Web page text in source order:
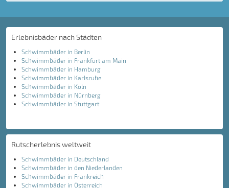
Erlebnisbäder nach Städten
Schwimmbäder in Berlin
Schwimmbäder in Frankfurt am Main
Schwimmbäder in Hamburg
Schwimmbäder in Karlsruhe
Schwimmbäder in Köln
Schwimmbäder in Nürnberg
Schwimmbäder in Stuttgart
Rutscherlebnis weltweit
Schwimmbäder in Deutschland
Schwimmbäder in den Niederlanden
Schwimmbäder in Frankreich
Schwimmbäder in Österreich